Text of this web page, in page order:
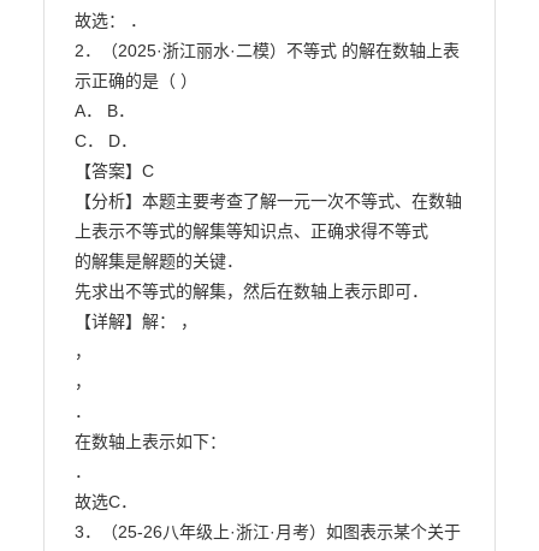
故选： ．
2．（2025·浙江丽水·二模）不等式 的解在数轴上表
示正确的是（ ）
A． B．
C． D．
【答案】C
【分析】本题主要考查了解一元一次不等式、在数轴
上表示不等式的解集等知识点、正确求得不等式
的解集是解题的关键．
先求出不等式的解集，然后在数轴上表示即可．
【详解】解： ，
，
，
．
在数轴上表示如下：
．
故选C．
3．（25-26八年级上·浙江·月考）如图表示某个关于